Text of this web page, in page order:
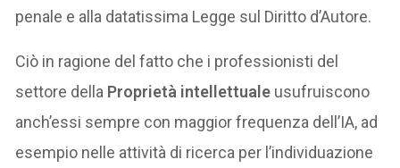
penale e alla datatissima Legge sul Diritto d’Autore.
Ciò in ragione del fatto che i professionisti del
settore della Proprietà intellettuale usufruiscono
anch’essi sempre con maggior frequenza dell’IA, ad
esempio nelle attività di ricerca per l’individuazione